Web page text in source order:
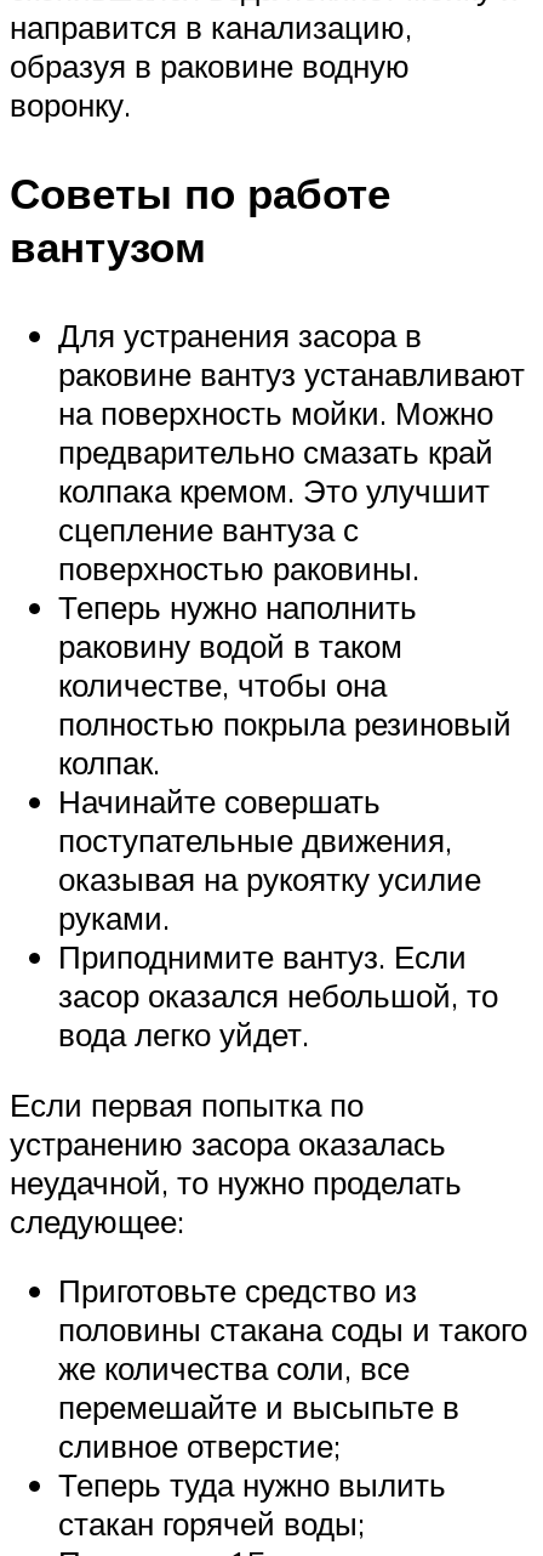
направится в канализацию,
образуя в раковине водную
воронку.
Советы по работе
вантузом
Для устранения засора в
раковине вантуз устанавливают
на поверхность мойки. Можно
предварительно смазать край
колпака кремом. Это улучшит
сцепление вантуза с
поверхностью раковины.
Теперь нужно наполнить
раковину водой в таком
количестве, чтобы она
полностью покрыла резиновый
колпак.
Начинайте совершать
поступательные движения,
оказывая на рукоятку усилие
руками.
Приподнимите вантуз. Если
засор оказался небольшой, то
вода легко уйдет.
Если первая попытка по
устранению засора оказалась
неудачной, то нужно проделать
следующее:
Приготовьте средство из
половины стакана соды и такого
же количества соли, все
перемешайте и высыпьте в
сливное отверстие;
Теперь туда нужно вылить
стакан горячей воды;